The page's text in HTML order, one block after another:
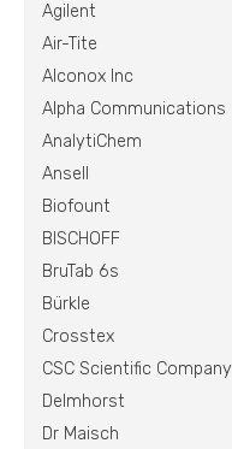
Agilent
Air-Tite
Alconox Inc
Alpha Communications
AnalytiChem
Ansell
Biofount
BISCHOFF
BruTab 6s
Bürkle
Crosstex
CSC Scientific Company
Delmhorst
Dr Maisch